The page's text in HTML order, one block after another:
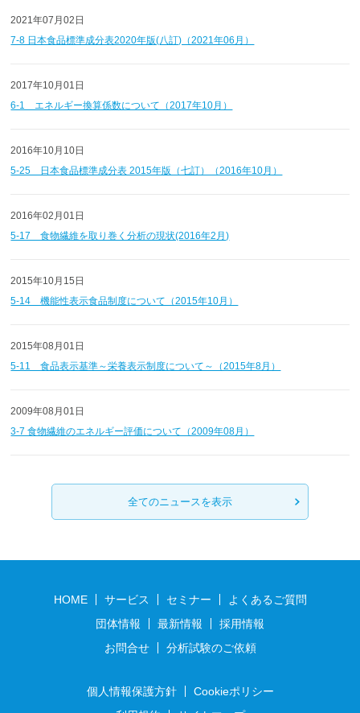
全てのニュースを表示
2021年07月02日
7-8 日本食品標準成分表2020年版(八訂)（2021年06月）
2017年10月01日
6-1 エネルギー換算係数について（2017年10月）
2016年10月10日
5-25 日本食品標準成分表 2015年版（七訂）（2016年10月）
2016年02月01日
5-17 食物繊維を取り巻く分析の現状(2016年2月)
2015年10月15日
5-14 機能性表示食品制度について（2015年10月）
2015年08月01日
5-11 食品表示基準～栄養表示制度について～（2015年8月）
2009年08月01日
3-7 食物繊維のエネルギー評価について（2009年08月）
HOME サービス セミナー
よくあるご質問
団体情報
最新情報
採用情報
お問合せ
分析試験のご依頼
個人情報保護方針
Cookieポリシー